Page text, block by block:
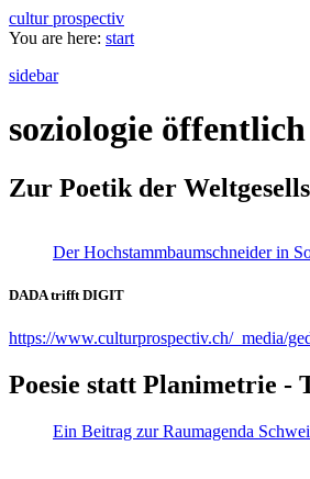
cultur prospectiv
You are here: start
sidebar
soziologie
Zur Poetik der
Der Hochstammbaumschneider in
DADA trifft DIGIT
https://www.culturprospectiv.ch/_media/
Poesie statt Planimetrie -
Ein Beitrag zur Raumagenda